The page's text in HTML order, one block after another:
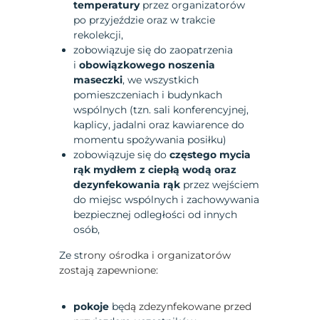
temperaturyprzez organizatorów
po przyjeździe oraz w trakcie
rekolekcji,
zobowiązuje się do zaopatrzenia
iobowiązkowego noszenia
maseczki, we wszystkich
pomieszczeniach i budynkach
wspólnych (tzn. sali konferencyjnej,
kaplicy, jadalni oraz kawiarence do
momentu spożywania posiłku)
zobowiązuje się doczęstego mycia
rąk mydłem z ciepłą wodą oraz
dezynfekowania rąk przez wejściem
do miejsc wspólnych i zachowywania
bezpiecznej odległości od innych
osób,
Ze strony ośrodka i organizatorów
zostają zapewnione:
pokoje będą zdezynfekowane przed